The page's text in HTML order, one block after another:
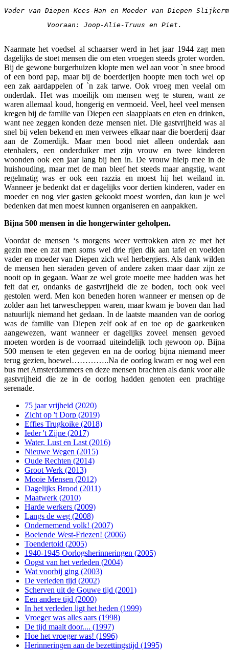
Vader van Diepen-Kees-Han en Moeder van Diepen
Vooraan: Joop-Alie-Truus en Piet.
Naarmate het voedsel al schaarser werd in het jaar 1944 zag men
dagelijks de stoet mensen die om eten vroegen steeds groter worden.
Bij de gewone burgerhuizen klopte men wel aan voor `n snee brood
of een bord pap, maar bij de boerderijen hoopte men toch wel op
een zak aardappelen of `n zak tarwe. Ook vroeg men veelal om
onderdak. Het was moeilijk om mensen weg te sturen, want ze
waren allemaal koud, hongerig en vermoeid. Veel, heel veel mensen
kregen bij de familie van Diepen een slaapplaats en eten en drinken,
want nee zeggen konden deze mensen niet. Die gastvrijheid was al
snel bij velen bekend en men verwees elkaar naar die boerderij daar
aan de Zomerdijk. Maar men bood niet alleen onderdak aan
etenhalers, een onderduiker met zijn vrouw en twee kinderen
woonden ook een jaar lang bij hen in. De vrouw hielp mee in de
huishouding, maar met de man bleef het steeds maar angstig, want
regelmatig was er ook een razzia en moest hij het weiland in.
Wanneer je bedenkt dat er dagelijks voor dertien kinderen, vader en
moeder en nog vier gasten gekookt moest worden, dan kun je wel
bedenken dat men moest kunnen organiseren en aanpakken.
Bijna 500 mensen in die hongerwinter geholpen.
Voordat de mensen ‘s morgens weer vertrokken aten ze met het
gezin mee en zat men soms wel drie rijen dik aan tafel en voelden
vader en moeder van Diepen zich wel herbergiers. Als dank wilden
de mensen hen sieraden geven of andere zaken maar daar zijn ze
nooit op in gegaan. Waar ze wel grote moeite mee hadden was het
feit dat er, ondanks de gastvrijheid die ze boden, toch ook veel
gestolen werd. Men kon beneden horen wanneer er mensen op de
zolder aan het tarwescheppen waren, maar kwam je boven dan had
natuurlijk niemand het gedaan. In de laatste maanden van de oorlog
was de familie van Diepen zelf ook af en toe op de gaarkeuken
aangewezen, want wanneer er dagelijks zoveel mensen gevoed
moeten worden is de voorraad uiteindelijk toch gewoon op. Bijna
500 mensen te eten gegeven en na de oorlog bijna niemand meer
terug gezien, hoewel…………..Na de oorlog kwam er nog wel een
bus met Amsterdammers en deze mensen brachten als dank voor alle
gastvrijheid die ze in de oorlog hadden genoten een prachtige
serenade.
75 jaar vrijheid (2020)
Zicht op 't Dorp (2019)
Effies Trugkoike (2018)
Ieder 't Zijne (2017)
Water, Lust en Last (2016)
Nieuwe Wegen (2015)
Oude Rechten (2014)
Groot Werk (2013)
Mooie Mensen (2012)
Dagelijks Brood (2011)
Maatwerk (2010)
Harde werkers (2009)
Langs de weg (2008)
Ondernemend volk! (2007)
Boeiende West-Friezen! (2006)
Toendertoid (2005)
1940-1945 Oorlogsherinneringen (2005)
Oogst van het verleden (2004)
Wat voorbij ging (2003)
De verleden tijd (2002)
Scherven uit de Gouwe tijd (2001)
Een andere tijd (2000)
In het verleden ligt het heden (1999)
Vroeger was alles aars (1998)
De tijd maalt door.... (1997)
Hoe het vroeger was! (1996)
Herinneringen aan de bezettingstijd (1995)